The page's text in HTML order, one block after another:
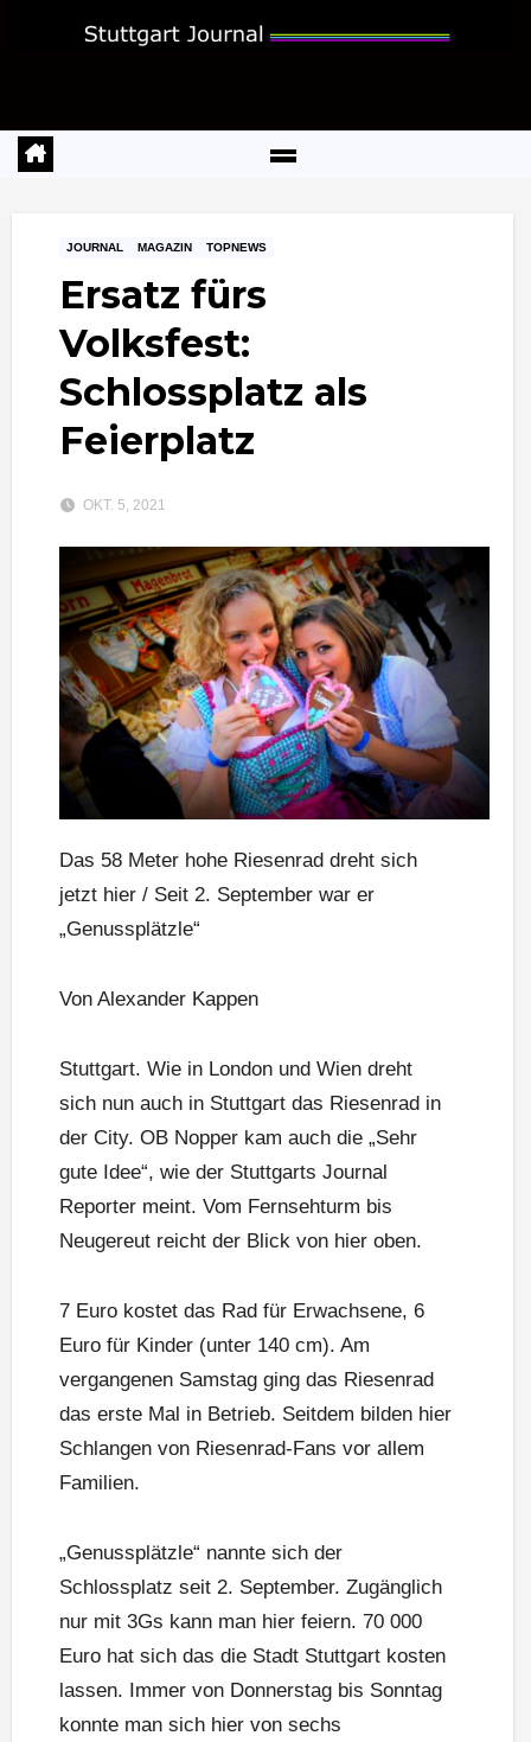
JOURNAL MAGAZIN TOPNEWS
Ersatz fürs
Volksfest:
Schlossplatz als
Feierplatz
OKT. 5, 2021
Das 58 Meter hohe Riesenrad dreht sich
jetzt hier / Seit 2. September war er
„Genussplätzle“
Von Alexander Kappen
Stuttgart. Wie in London und Wien dreht
sich nun auch in Stuttgart das Riesenrad in
der City. OB Nopper kam auch die „Sehr
gute Idee“, wie der Stuttgarts Journal
Reporter meint. Vom Fernsehturm bis
Neugereut reicht der Blick von hier oben.
7 Euro kostet das Rad für Erwachsene, 6
Euro für Kinder (unter 140 cm). Am
vergangenen Samstag ging das Riesenrad
das erste Mal in Betrieb. Seitdem bilden hier
Schlangen von Riesenrad-Fans vor allem
Familien.
„Genussplätzle“ nannte sich der
Schlossplatz seit 2. September. Zugänglich
nur mit 3Gs kann man hier feiern. 70 000
Euro hat sich das die Stadt Stuttgart kosten
lassen. Immer von Donnerstag bis Sonntag
konnte man sich hier von sechs